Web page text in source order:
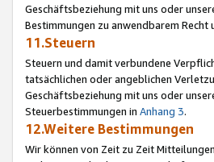
Geschäftsbeziehung mit uns oder
Bestimmungen zu anwendbarem
11.Steuern
Steuern und damit verbundene
tatsächlichen oder angeblichen
Geschäftsbeziehung mit uns oder
Steuerbestimmungen in Anhang 3.
12.Weitere Bestimmungen
Wir können von Zeit zu Zeit